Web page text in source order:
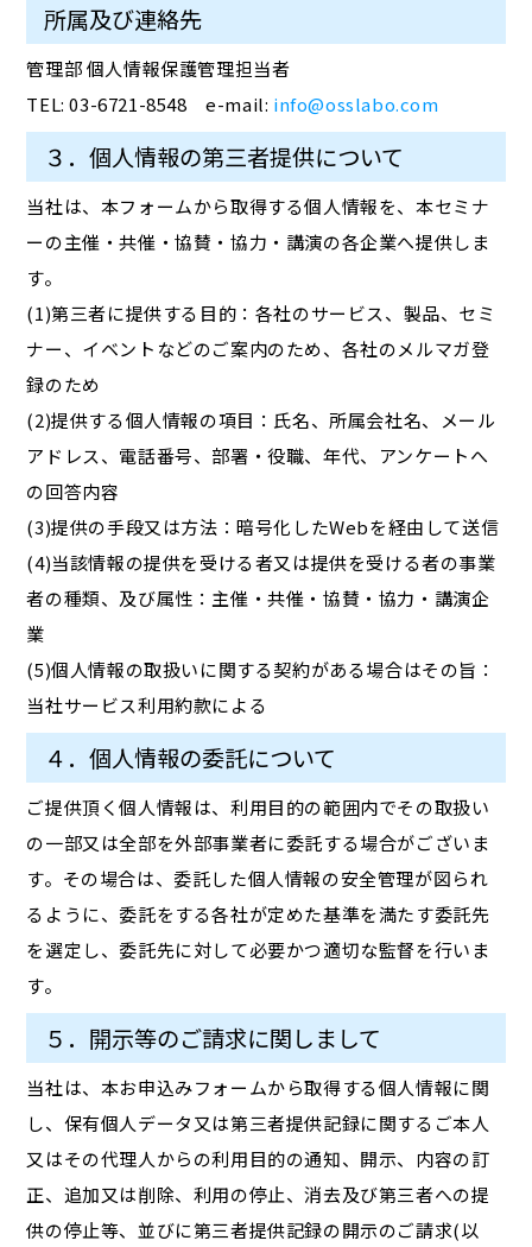
所属及び連絡先
管理部 個人情報保護管理担当者
TEL: 03-6721-8548 e-mail: info@osslabo.com
３．個人情報の第三者提供について
当社は、本フォームから取得する個人情報を、本セミナ
ーの主催・共催・協賛・協力・講演の各企業へ提供しま
す。
(1)第三者に提供する目的：各社のサービス、製品、セミ
ナー、イベントなどのご案内のため、各社のメルマガ登
録のため
(2)提供する個人情報の項目：氏名、所属会社名、メール
アドレス、電話番号、部署・役職、年代、アンケートへ
の回答内容
(3)提供の手段又は方法：暗号化したWebを経由して送信
(4)当該情報の提供を受ける者又は提供を受ける者の事業
者の種類、及び属性：主催・共催・協賛・協力・講演企
業
(5)個人情報の取扱いに関する契約がある場合はその旨：
当社サービス利用約款による
４．個人情報の委託について
ご提供頂く個人情報は、利用目的の範囲内でその取扱い
の一部又は全部を外部事業者に委託する場合がございま
す。その場合は、委託した個人情報の安全管理が図られ
るように、委託をする各社が定めた基準を満たす委託先
を選定し、委託先に対して必要かつ適切な監督を行いま
す。
５．開示等のご請求に関しまして
当社は、本お申込みフォームから取得する個人情報に関
し、保有個人データ又は第三者提供記録に関するご本人
又はその代理人からの利用目的の通知、開示、内容の訂
正、追加又は削除、利用の停止、消去及び第三者への提
供の停止等、並びに第三者提供記録の開示のご請求(以